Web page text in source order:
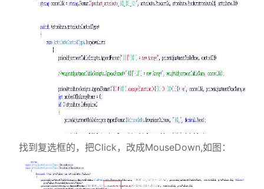
找到复选框的，把Click，改成MouseDown,如图：